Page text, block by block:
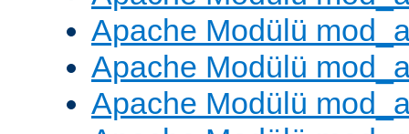
Apache Modülü
Apache Modülü
Apache Modülü